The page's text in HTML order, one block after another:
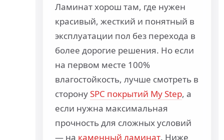
Ламинат хорош там, где нужен
красивый, жесткий и понятный в
эксплуатации пол без перехода в
более дорогие решения. Но если
на первом месте 100%
влагостойкость, лучше смотреть в
сторонуSPC покрытий My Step, а
если нужна максимальная
прочность для сложных условий
— на каменный ламинат. Ниже